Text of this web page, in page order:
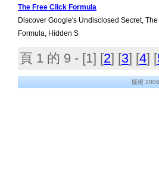
The Free Click Formula
Discover Google's Undisclosed Secret,
Formula, Hidden S
頁 1 的 9 - [1] [2] [3] [4] [
版權